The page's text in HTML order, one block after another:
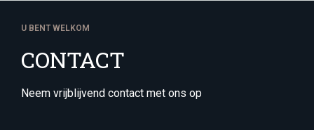
U BENT WELKOM
CONTACT
Neem vrijblijvend contact met ons op